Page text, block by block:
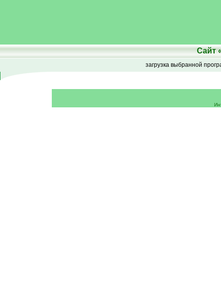
Сайт
загрузка выбранной